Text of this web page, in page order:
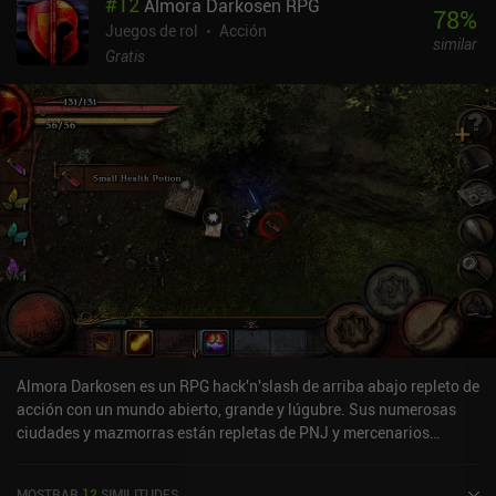
hora de afrontar los desafíos. Casi todos los enemigos con los que
nos encontramos pueden acabar con nosotros en un par de golpes,
por lo que lanzarse a la refriega sin sentido nunca funciona. En
acciones y confiar mucho en las maniobras evasivas. Esto es
especialmente cierto en las batallas contra jefes, en las que no
sólo debemos elegir el arma más adecuada, sino también beber las
pociones correctas y equiparnos con los hechizos pertinentes.
Rookie Reaper se puede probar gratis, y con un único iAP de 4,99 $
se desbloquea el juego completo. A pesar de algunos problemas
con la compatibilidad del mando y de que el juego es más corto
que la media de los títulos del género, Rookie Reaper demuestra
con orgullo lo que un solo desarrollador puede conseguir con
suficiente pasión y dedicación. Recomiendo este juego a cualquier
aficionado a los RPG de acción desafiantes.
Almora Darkosen RPG
Juegos de rol
Acción
Gratis
78%
similar
Almora Darkosen es un RPG hack'n'slash de arriba abajo repleto de
acción con un mundo abierto, grande y lúgubre. Sus numerosas
ciudades y mazmorras están repletas de PNJ y mercenarios